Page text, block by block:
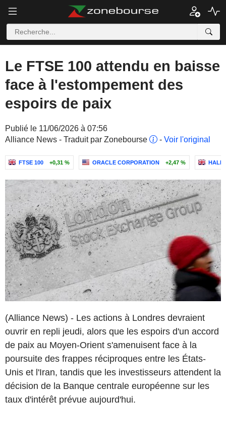
Le FTSE 100 attendu en baisse
face à l'estompement des
espoirs de paix
Publié le 11/06/2026 à 07:56
Alliance News - Traduit par Zonebourse
- Voir l'original
FTSE 100 +0,31 % ORACLE CORPORATION +2,47 %
(Alliance News) - Les actions à Londres devraient
ouvrir en repli jeudi, alors que les espoirs d'un accord
de paix au Moyen-Orient s'amenuisent face à la
poursuite des frappes réciproques entre les États-
Unis et l'Iran, tandis que les investisseurs attendent la
décision de la Banque centrale européenne sur les
taux d'intérêt prévue aujourd'hui.